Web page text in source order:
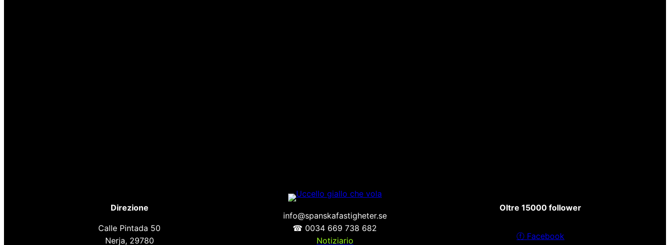
Direzione
Calle Pintada 50
Nerja, 29780
info@spanskafastigheter.se
☎ 0034 669 738 682
Notiziario
Oltre 15000 follower
ⓕ Facebook